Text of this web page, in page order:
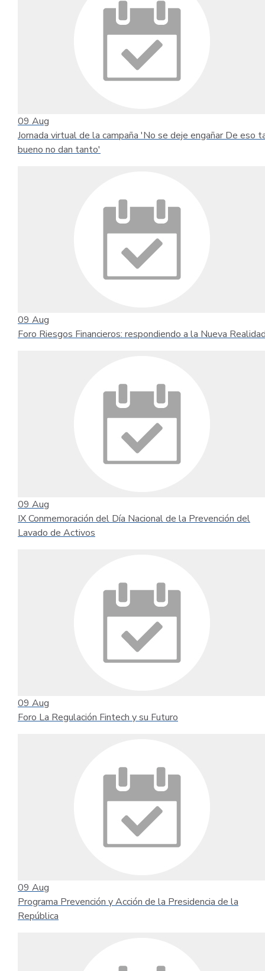
09 Aug
Jornada virtual de la campaña 'No se deje engañar De eso
bueno no dan tanto'
09 Aug
Foro Riesgos Financieros: respondiendo a la Nueva
09 Aug
IX Conmemoración del Día Nacional de la Prevención del
Lavado de Activos
09 Aug
Foro La Regulación Fintech y su Futuro
09 Aug
Programa Prevención y Acción de la Presidencia de la
República